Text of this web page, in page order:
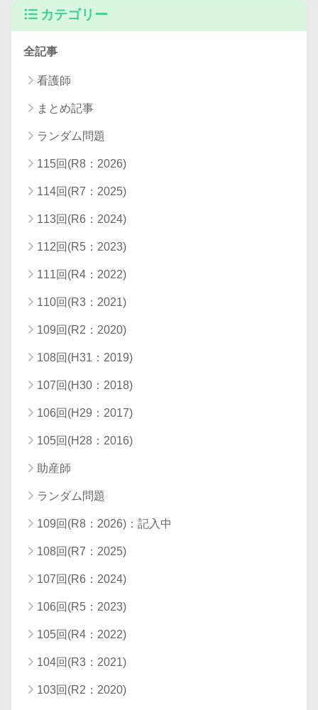
カテゴリー
全記事
看護師
まとめ記事
ランダム問題
115回(R8：2026)
114回(R7：2025)
113回(R6：2024)
112回(R5：2023)
111回(R4：2022)
110回(R3：2021)
109回(R2：2020)
108回(H31：2019)
107回(H30：2018)
106回(H29：2017)
105回(H28：2016)
助産師
ランダム問題
109回(R8：2026)：記入中
108回(R7：2025)
107回(R6：2024)
106回(R5：2023)
105回(R4：2022)
104回(R3：2021)
103回(R2：2020)